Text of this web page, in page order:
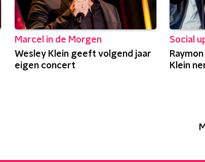
Marcel in de Morgen
Wesley Klein geeft volgend jaar
eigen concert
Social
Klein